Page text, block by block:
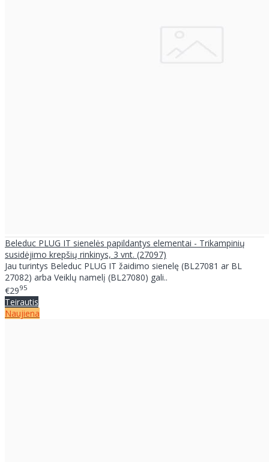
Beleduc PLUG IT sienelės papildantys elementai - Trikampinių
susidėjimo krepšių rinkinys, 3 vnt. (27097)
Jau turintys Beleduc PLUG IT žaidimo sienelę (BL27081 ar BL
27082) arba Veiklų namelį (BL27080) gali..
€2995
Teirautis
Naujiena